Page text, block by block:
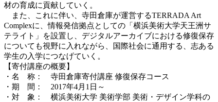
材の育成に貢献していく。
また、これに伴い、寺田倉庫が運営するTERRADA Art
Complexに、情報発信拠点としての「横浜美術大学天王洲サ
テライト」を設置し、デジタルアーカイブにおける修復保存
についても視野に入れながら、国際社会に通用する、志ある
学生の入学につなげていく。
【寄付講座の概要】
・名 称： 寺田倉庫寄付講座 修復保存コース
・期 間： 2017年4月1日～
・対 象： 横浜美術大学 美術学部 美術・デザイン学科の